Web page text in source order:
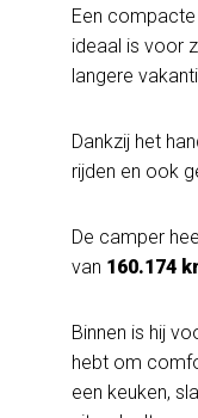
Een
ideaal is voor
langere
Dankzij het
rijden en ook
De camper
van 160.174
Binnen is hij
hebt om
een keuken,